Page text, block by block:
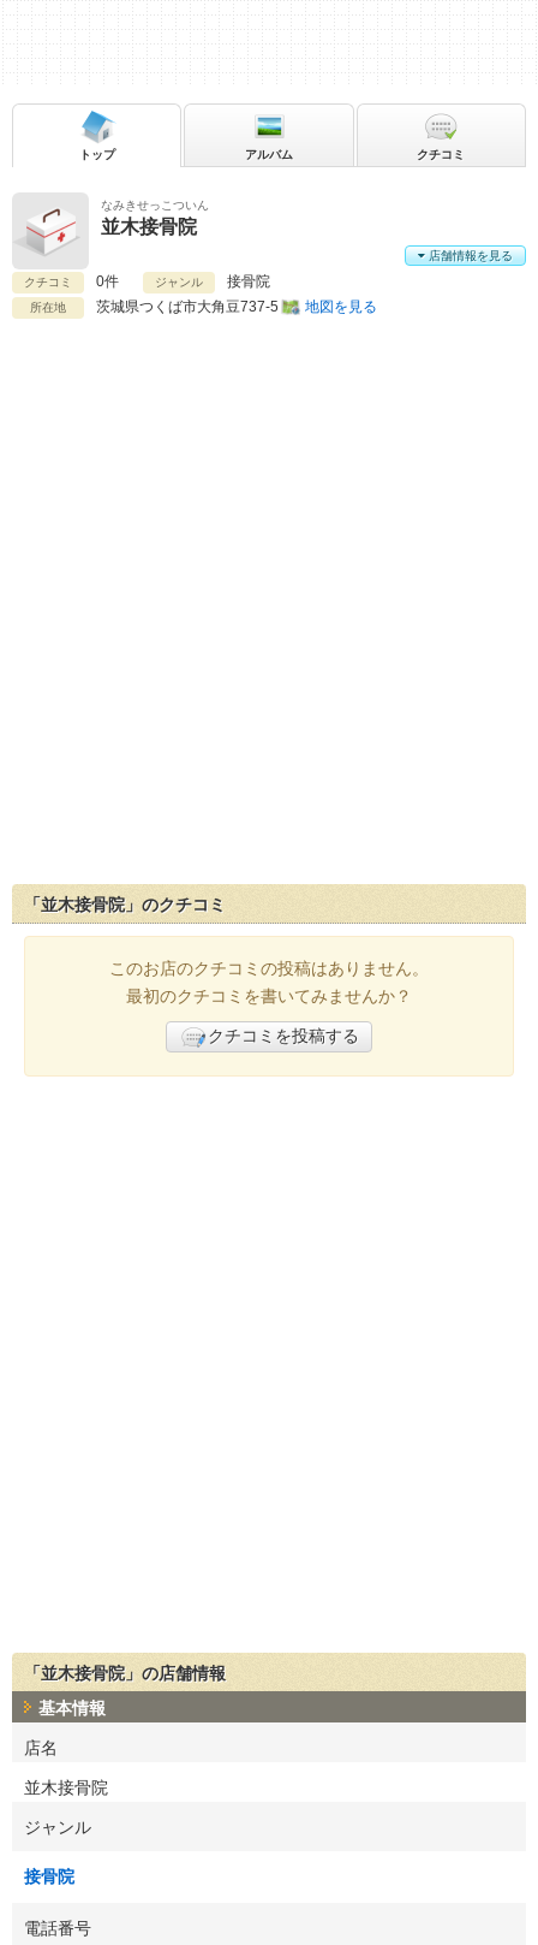
なみきせっこついん
並木接骨院
クチコミ 0件 ジャンル 接骨院
所在地 茨城県つくば市大角豆737-5 地図を見る
店舗情報を見る
トップ アルバム クチコミ
「並木接骨院」のクチコミ
このお店のクチコミの投稿はありません。
最初のクチコミを書いてみませんか？
クチコミを投稿する
「並木接骨院」の店舗情報
基本情報
店名
並木接骨院
ジャンル
接骨院
電話番号